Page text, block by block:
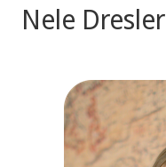
Nele Dresler